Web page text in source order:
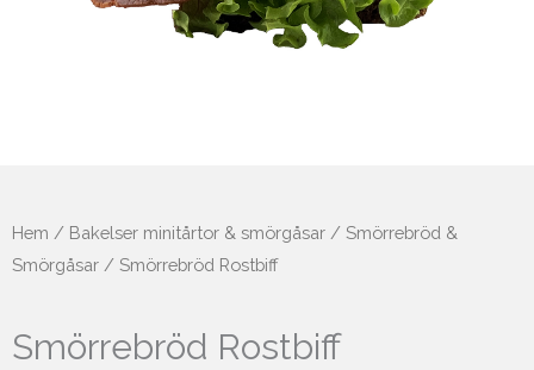
Hem / Bakelser minitårtor & smörgåsar / Smörrebröd &
Smörgåsar / Smörrebröd Rostbiff
Smörrebröd Rostbiff